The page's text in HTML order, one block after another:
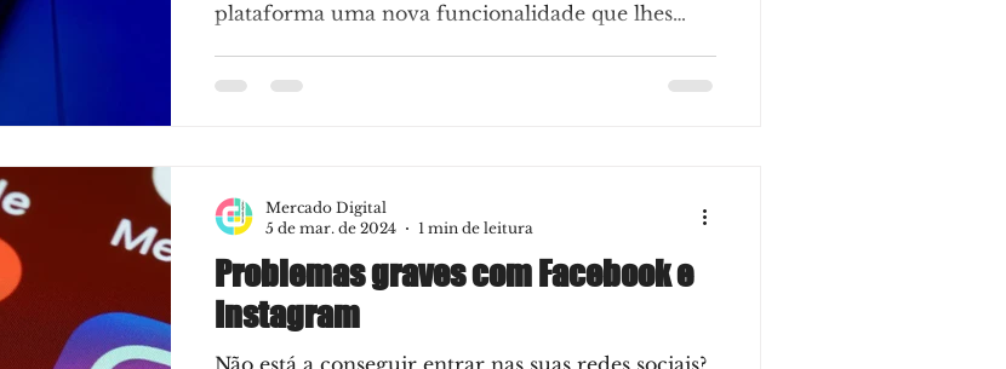
plataforma uma nova funcionalidade que lhes
Problemas graves com Facebook e
Instagram
Não está a conseguir entrar nas suas redes sociais?
Mercado Digital
5 de mar. de 2024
1 min de leitura